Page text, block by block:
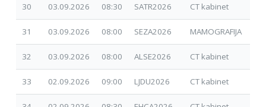
30 03.09.2026 08:30 SATR2026 CT kabinet
31 03.09.2026 08:00 SEZA2026 MAMOGRAFIJA
32 03.09.2026 08:00 ALSE2026 CT kabinet
33 02.09.2026 09:00 LJDU2026 CT kabinet